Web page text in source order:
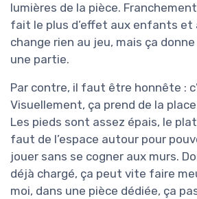
lumières de la pièce.
fait le plus d’effet aux enfants et
change rien au jeu, mais ça
une partie.
Par contre, il faut être honnête :
Visuellement, ça prend de la
Les pieds sont assez épais, le
faut de l’espace autour pour
jouer sans se cogner aux murs.
déjà chargé, ça peut vite faire
moi, dans une pièce dédiée, ça